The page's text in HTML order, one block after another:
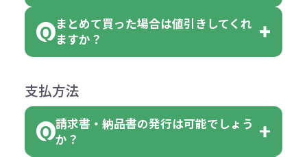
但し、ロゴなど名入れ印刷をされる
費用）
後する場合もございます）
色指定できる商品に付きましては商
品詳細の購入の所で色が選べるよう
になっております。
クエアトート」を300個注文した場
クエアトート」は10個単位でしたら
色を指定出来るので、ピンクを100
個、ブルーを90個、イエローを110
●初期不良または不良品（破損、故
障）の場合
合
●名入れ、オリジナルの内容が異な
っていた場合
名入れありの場合の代金の計算方法
は下記の通りです。
計算例：
＜1色印刷の場合＞
（提供価格（商品代）+名入れ費用
まとめて買った場合は値引きしてくれ
ますか？
商品によりますが、お見積もりさせ
ていただきます。
見積もりサポートから個別でお問い
支払方法
請求書・納品書の発行は可能でしょう
か？